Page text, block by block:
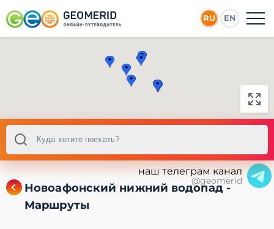
RU EN
наш телеграм канал
@geomerid
Новоафонский нижний водопад -
Маршруты